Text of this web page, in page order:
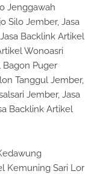
Jenggawah
Silo Jember, Jasa
Backlink Artikel
Wonoasri
Bagon Puger
Tanggul Jember,
Jember, Jasa
Backlink Artikel
Kemuning Sari Lor